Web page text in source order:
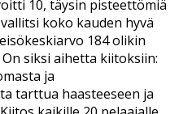
10, täysin pisteettömiä
koko kauden hyvä
184 olikin
siksi aihetta kiitoksiin:
ja
tarttua haasteeseen ja